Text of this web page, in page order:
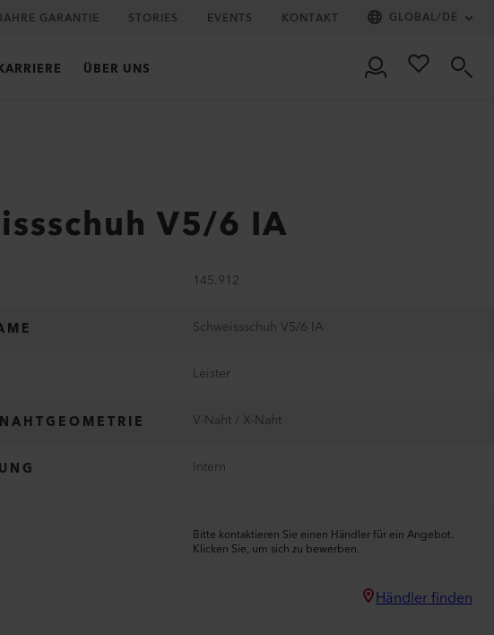
GARANTIE STORIES EVENTS KONTAKT GLOBAL/DE
ÜBER UNS
V5/6 IA
145.912
Schweissschuh V5/6 IA
Leister
V-Naht / X-Naht
Intern
Bitte kontaktieren Sie einen Händler für ein Angebot.
Klicken Sie, um sich zu bewerben.
Händler finden